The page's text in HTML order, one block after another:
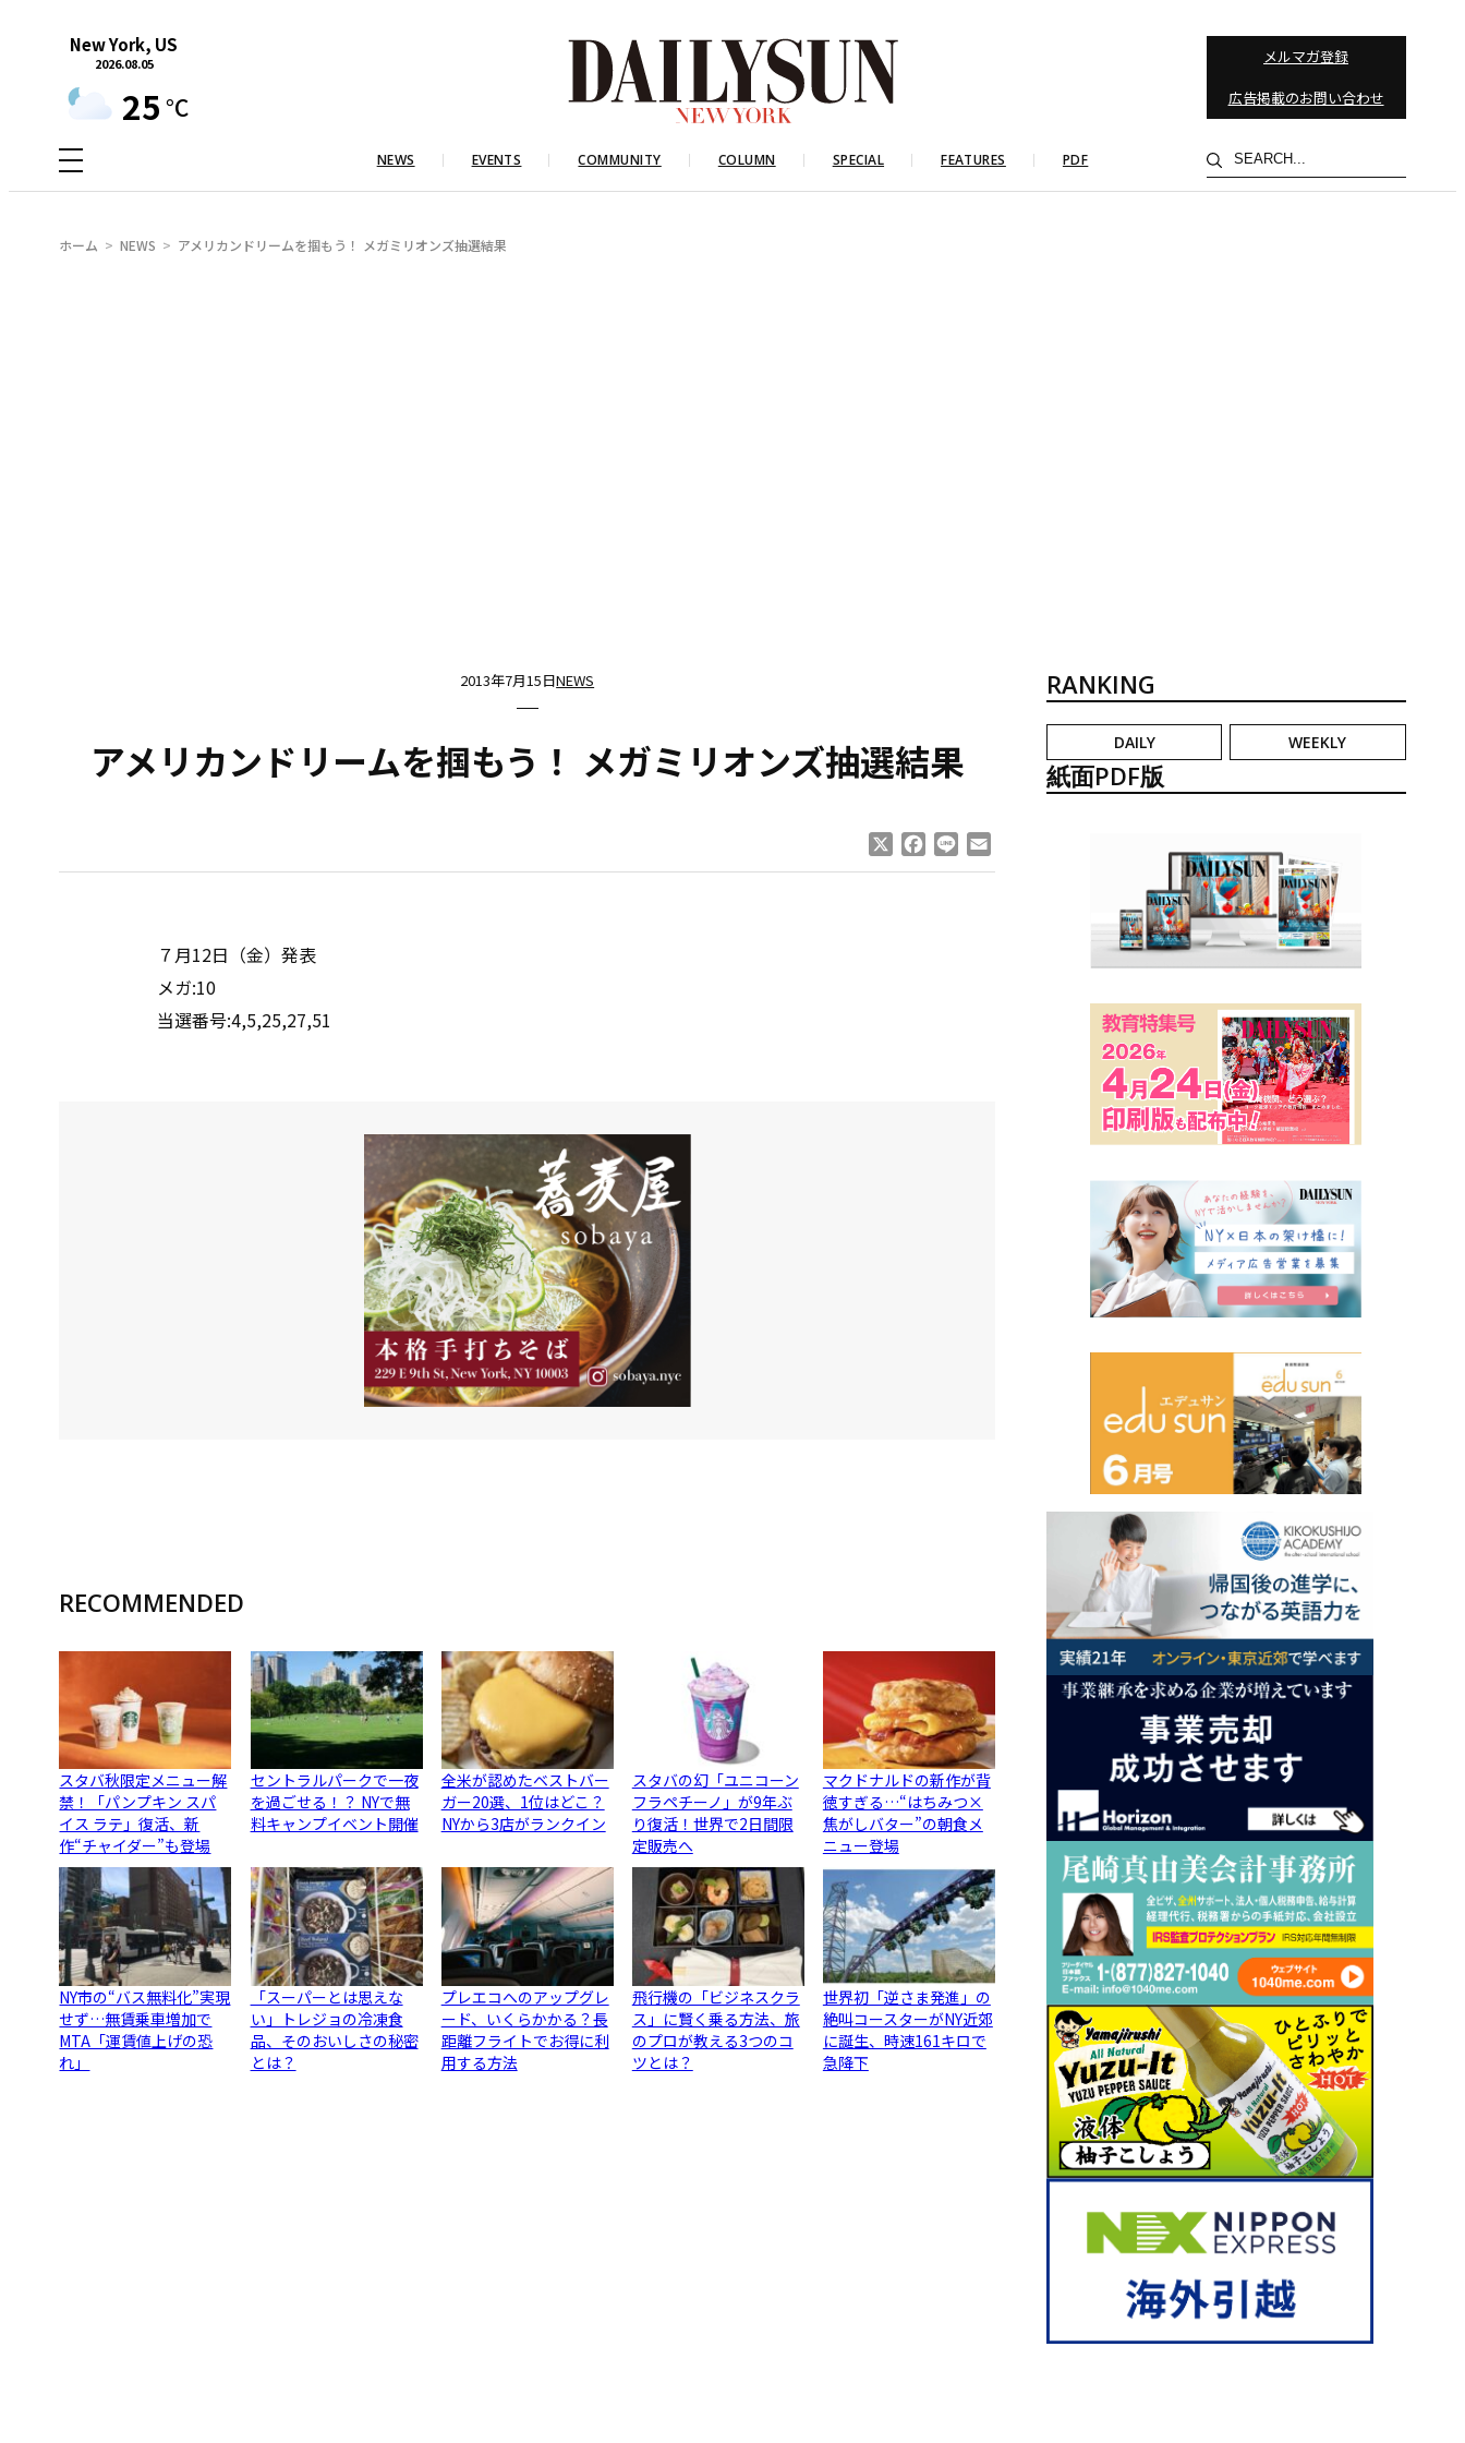
New York, US
2026.08.05
25 °C
メルマガ登録
広告掲載のお問い合わせ
NEWS EVENTS COMMUNITY COLUMN SPECIAL FEATURES PDF
検
索
ホーム NEWS アメリカンドリームを掴もう！ メガミリオンズ抽選結果
2013年7月15日NEWS
アメリカンドリームを掴もう！ メガミリオンズ抽選結果
Facebook
Line
７月12日（金）発表
メガ:10
当選番号:4,5,25,27,51
RECOMMENDED
スタバ秋限定メニュー解
禁！「パンプキン スパ
イス ラテ」復活、新
作“チャイダー”も登場
セントラルパークで一夜
を過ごせる！？ NYで無
料キャンプイベント開催
全米が認めたベストバー
ガー20選、1位はどこ？
NYから3店がランクイン
スタバの幻「ユニコーン
フラペチーノ」が9年ぶ
り復活！世界で2日間限
定販売へ
マクドナルドの新作が背
徳すぎる…“はちみつ×
焦がしバター”の朝食メ
ニュー登場
NY市の“バス無料化”実現
せず…無賃乗車増加で
MTA「運賃値上げの恐
れ」
「スーパーとは思えな
い」トレジョの冷凍食
品、そのおいしさの秘密
とは？
プレエコへのアップグレ
ード、いくらかかる？長
距離フライトでお得に利
用する方法
飛行機の「ビジネスクラ
ス」に賢く乗る方法、旅
のプロが教える3つのコ
ツとは？
世界初「逆さま発進」の
絶叫コースターがNY近郊
に誕生、時速161キロで
急降下
RANKING
DAILY WEEKLY
紙面PDF版